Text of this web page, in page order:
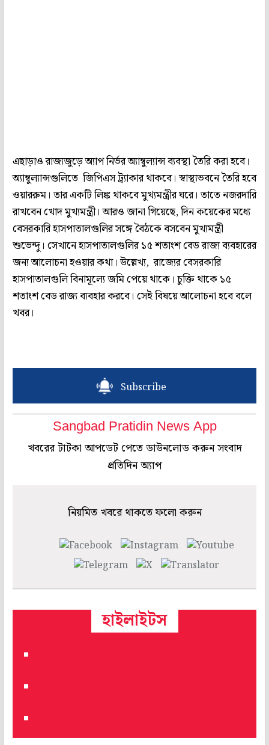
এছাড়াও রাজ্যজুড়ে অ্যাপ নির্ভর অ্যাম্বুল্যান্স ব্যবস্থা তৈরি করা হবে।
অ্যাম্বুল্যান্সগুলিতে জিপিএস ট্র্যাকার থাকবে। স্বাস্থ্যভবনে তৈরি হবে
ওয়াররুম। তার একটি লিঙ্ক থাকবে মুখ্যমন্ত্রীর ঘরে। তাতে নজরদারি
রাখবেন খোদ মুখ্যমন্ত্রী। আরও জানা গিয়েছে, দিন কয়েকের মধ্যে
বেসরকারি হাসপাতালগুলির সঙ্গে বৈঠকে বসবেন মুখ্যমন্ত্রী
শুভেন্দু। সেখানে হাসপাতালগুলির ১৫ শতাংশ বেড রাজ্য ব্যবহারের
জন্য আলোচনা হওয়ার কথা। উল্লেখ্য, রাজ্যের বেসরকারি
হাসপাতালগুলি বিনামূল্যে জমি পেয়ে থাকে। চুক্তি থাকে ১৫
শতাংশ বেড রাজ্য ব্যবহার করবে। সেই বিষয়ে আলোচনা হবে বলে
খবর।
Subscribe
Sangbad Pratidin News App
খবরের টাটকা আপডেট পেতে ডাউনলোড করুন সংবাদ
প্রতিদিন অ্যাপ
নিয়মিত খবরে থাকতে ফলো করুন
হাইলাইটস